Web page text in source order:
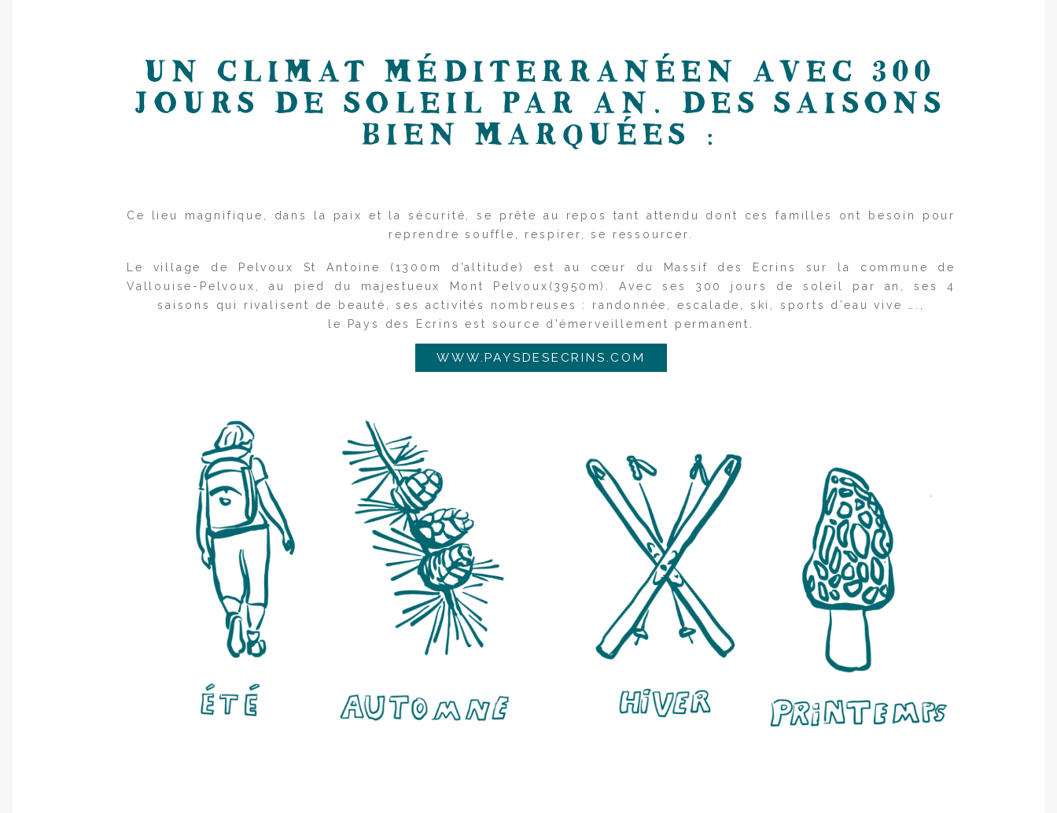
UN CLIMAT MÉDITERRANÉEN AVEC 300
JOURS DE SOLEIL PAR AN. DES SAISONS
BIEN MARQUÉES :
Ce lieu magnifique, dans la paix et la sécurité, se prête au repos tant attendu dont ces familles ont besoin pour
reprendre souffle, respirer, se ressourcer.
Le village de Pelvoux St Antoine (1300m d’altitude) est au cœur du Massif des Ecrins sur la commune de
Vallouise-Pelvoux, au pied du majestueux Mont Pelvoux(3950m). Avec ses 300 jours de soleil par an, ses 4
saisons qui rivalisent de beauté, ses activités nombreuses : randonnée, escalade, ski, sports d’eau vive ….,
le Pays des Ecrins est source d’émerveillement permanent.
WWW.PAYSDESECRINS.COM